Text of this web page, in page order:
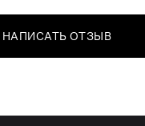
НАПИСАТЬ ОТЗЫВ